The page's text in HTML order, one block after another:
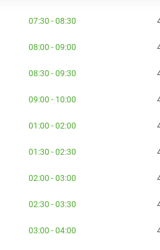
07:30 - 08:30
08:00 - 09:00
08:30 - 09:30
09:00 - 10:00
01:00 - 02:00
01:30 - 02:30
02:00 - 03:00
02:30 - 03:30
03:00 - 04:00